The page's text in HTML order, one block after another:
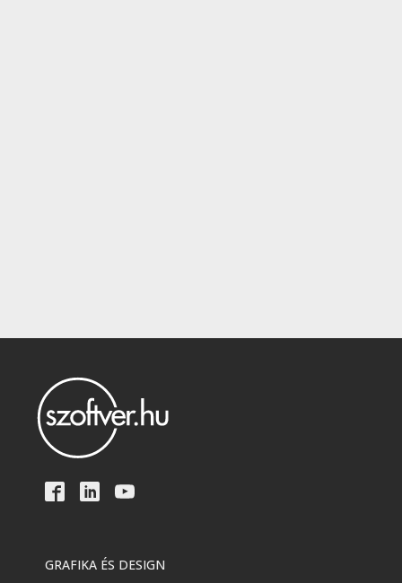
GRAFIKA ÉS DESIGN